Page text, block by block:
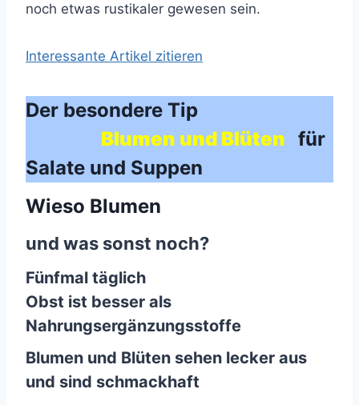
noch etwas rustikaler gewesen sein.
Interessante Artikel zitieren
Der besondere Tip
Blumen und Blüten für
Salate und Suppen
Wieso Blumen
und was sonst noch?
Fünfmal täglich
Obst ist besser als
Nahrungsergänzungsstoffe
Blumen und Blüten sehen lecker aus
und sind schmackhaft